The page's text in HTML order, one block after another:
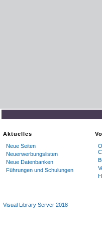
Aktuelles
Neue Seiten
Neuerwerbungslisten
Neue Datenbanken
Führungen und Schulungen
Visual Library Server 2018